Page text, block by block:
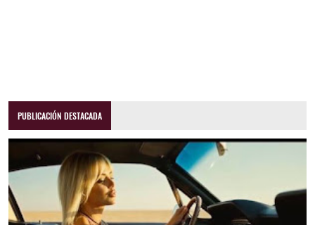
PUBLICACIÓN DESTACADA